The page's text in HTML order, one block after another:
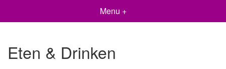
Menu +
Eten & Drinken